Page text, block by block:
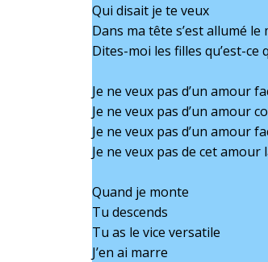
Qui disait je te veux
Dans ma tête s’est allumé
Dites-moi les filles qu’est-ce
Je ne veux pas d’un amour
Je ne veux pas d’un amour
Je ne veux pas d’un amour
Je ne veux pas de cet amour
Quand je monte
Tu descends
Tu as le vice versatile
J’en ai marre